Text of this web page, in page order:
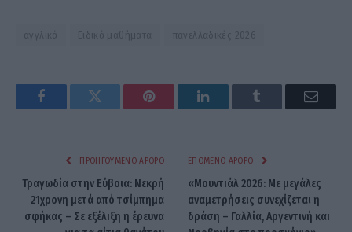
αγγλικά Ειδικά μαθήματα πανελλαδικές 2026
FacebookTwitter Pinterest LinkedInTumblr Email
ΠΡΟΗΓΟΎΜΕΝΟ ΆΡΘΡΟ
Τραγωδία στην Εύβοια: Νεκρή
21χρονη μετά από τσίμπημα
σφήκας – Σε εξέλιξη η έρευνα
ΕΠΌΜΕΝΟ ΆΡΘΡΟ
«Μουντιάλ 2026: Με μεγάλες
αναμετρήσεις συνεχίζεται η
δράση – Γαλλία, Αργεντινή και